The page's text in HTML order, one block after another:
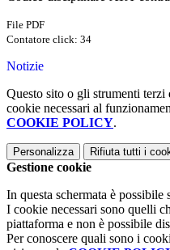
File PDF
Contatore click: 34
Notizie
Questo sito o gli strumenti
cookie necessari al
COOKIE POLICY.
Personalizza Rifiuta tutti i
Gestione cookie
In questa schermata è
I cookie necessari sono quelli
piattaforma e non è possibile
Per conoscere quali sono i